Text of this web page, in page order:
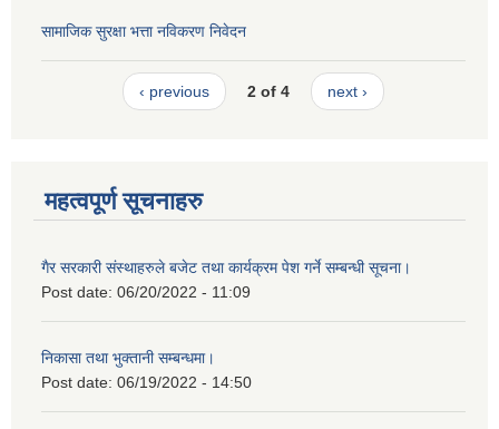
सामाजिक सुरक्षा भत्ता नविकरण निवेदन
‹ previous 2 of 4 next ›
महत्वपूर्ण सूचनाहरु
गैर सरकारी संस्थाहरुले बजेट तथा कार्यक्रम पेश गर्ने सम्बन्धी सूचना।
Post date: 06/20/2022 - 11:09
निकासा तथा भुक्तानी सम्बन्धमा।
Post date: 06/19/2022 - 14:50